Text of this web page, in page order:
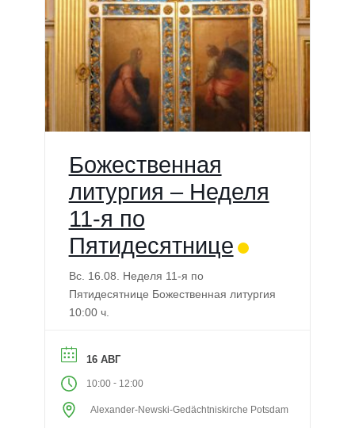
Божественная
литургия – Неделя
11-я по
Пятидесятнице
Вс. 16.08. Неделя 11-я по
Пятидесятнице Божественная литургия
10:00 ч.
16 АВГ
10:00- 12:00
Alexander-Newski-Gedächtniskirche Potsdam